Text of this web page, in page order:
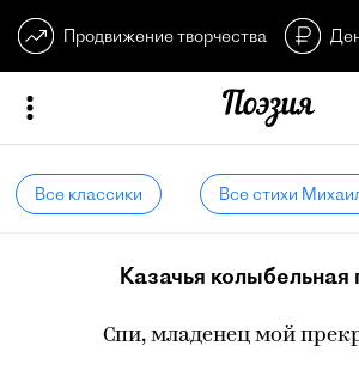
Продвижение творчества
Все классики Все стихи
Казачья колыбельная
Спи, младенец мой